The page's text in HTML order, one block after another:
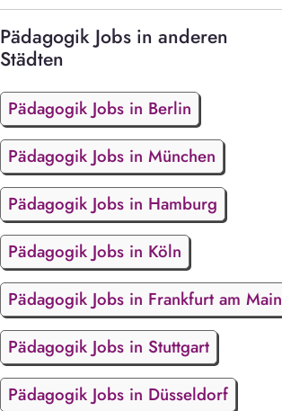
Pädagogik Jobs in anderen
Städten
Pädagogik Jobs in Berlin
Pädagogik Jobs in München
Pädagogik Jobs in Hamburg
Pädagogik Jobs in Köln
Pädagogik Jobs in Frankfurt am Main
Pädagogik Jobs in Stuttgart
Pädagogik Jobs in Düsseldorf